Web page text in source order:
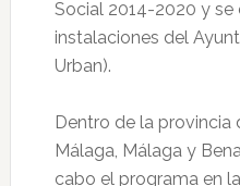
Social 2014-2020 y
instalaciones del
Urban).
Dentro de la provincia
Málaga, Málaga y
cabo el programa en